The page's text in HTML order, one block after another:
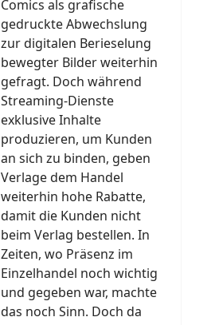
Comics als grafische
gedruckte Abwechslung
zur digitalen Berieselung
bewegter Bilder weiterhin
gefragt. Doch während
Streaming-Dienste
exklusive Inhalte
produzieren, um Kunden
an sich zu binden, geben
Verlage dem Handel
weiterhin hohe Rabatte,
damit die Kunden nicht
beim Verlag bestellen. In
Zeiten, wo Präsenz im
Einzelhandel noch wichtig
und gegeben war, machte
das noch Sinn. Doch da